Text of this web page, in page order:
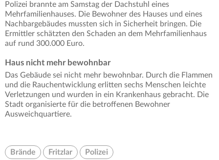
Polizei brannte am Samstag der Dachstuhl eines
Mehrfamilienhauses. Die Bewohner des Hauses und eines
Nachbargebäudes mussten sich in Sicherheit bringen. Die
Ermittler schätzten den Schaden an dem Mehrfamilienhaus
auf rund 300.000 Euro.
Haus nicht mehr bewohnbar
Das Gebäude sei nicht mehr bewohnbar. Durch die Flammen
und die Rauchentwicklung erlitten sechs Menschen leichte
Verletzungen und wurden in ein Krankenhaus gebracht. Die
Stadt organisierte für die betroffenen Bewohner
Ausweichquartiere.
Brände Fritzlar Polizei